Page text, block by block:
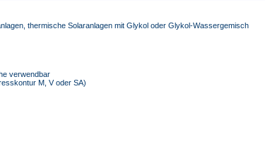
thermische Solaranlagen mit Glykol oder Glykol-Wassergemisch
verwendbar
M, V oder SA)